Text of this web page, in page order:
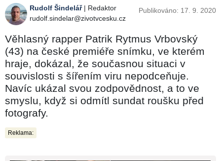
Rudolf Šindelář| Redaktor
rudolf.sindelar@zivotvcesku.cz
Publikováno: 17. 9. 2020
Věhlasný rapper Patrik Rytmus Vrbovský
(43) na české premiéře snímku, ve kterém
hraje, dokázal, že současnou situaci v
souvislosti s šířením viru nepodceňuje.
Navíc ukázal svou zodpovědnost, a to ve
smyslu, když si odmítl sundat roušku před
fotografy.
Reklama: